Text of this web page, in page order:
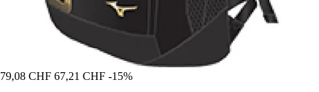
79,08 CHF 67,21 CHF -15%